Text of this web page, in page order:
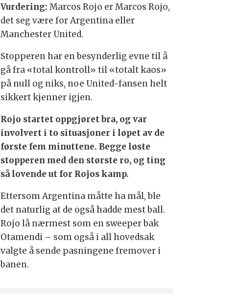
Vurdering: Marcos Rojo er Marcos Rojo,
det seg være for Argentina eller
Manchester United.
Stopperen har en besynderlig evne til å
gå fra «total kontroll» til «totalt kaos»
på null og niks, noe United-fansen helt
sikkert kjenner igjen.
Rojo startet oppgjøret bra, og var
involvert i to situasjoner i løpet av de
første fem minuttene. Begge løste
stopperen med den største ro, og ting
så lovende ut for Rojos kamp.
Ettersom Argentina måtte ha mål, ble
det naturlig at de også hadde mest ball.
Rojo lå nærmest som en sweeper bak
Otamendi – som også i all hovedsak
valgte å sende pasningene fremover i
banen.